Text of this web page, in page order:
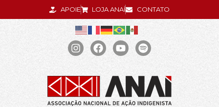
APOIE LOJA ANAÍ CONTATO